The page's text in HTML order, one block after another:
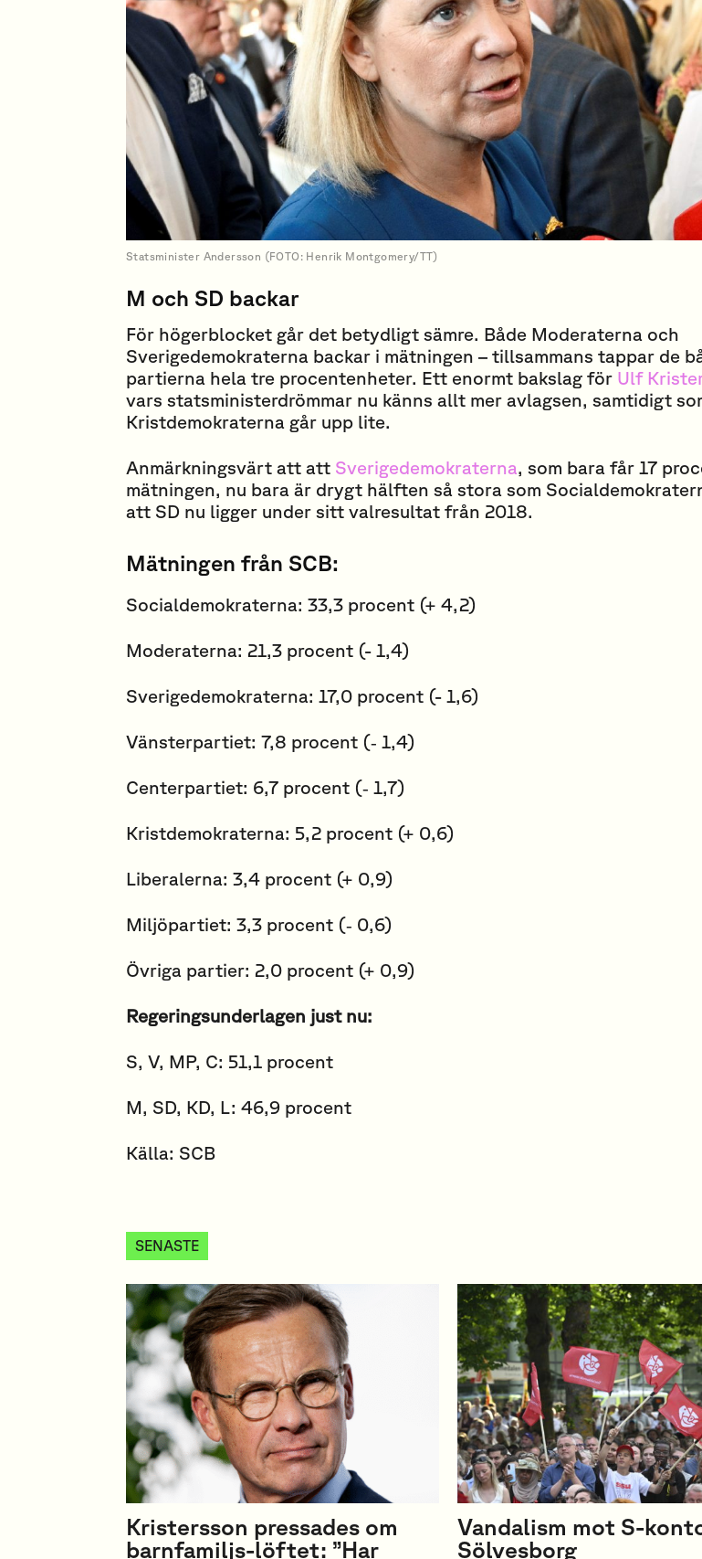
Statsminister Andersson (FOTO: Henrik Montgomery/TT)
M och SD backar
För högerblocket går det betydligt sämre. Både Moderaterna och
Sverigedemokraterna backar i mätningen – tillsammans tappar de
partierna hela tre procentenheter. Ett enormt bakslag för Ulf
vars statsministerdrömmar nu känns allt mer avlagsen, samtidigt
Kristdemokraterna går upp lite.
Anmärkningsvärt att att Sverigedemokraterna, som bara får 17
mätningen, nu bara är drygt hälften så stora som
att SD nu ligger under sitt valresultat från 2018.
Mätningen från SCB:
Socialdemokraterna: 33,3 procent (+ 4,2)
Moderaterna: 21,3 procent (- 1,4)
Sverigedemokraterna: 17,0 procent (- 1,6)
Vänsterpartiet: 7,8 procent (‑ 1,4)
Centerpartiet: 6,7 procent (‑ 1,7)
Kristdemokraterna: 5,2 procent (+ 0,6)
Liberalerna: 3,4 procent (+ 0,9)
Miljöpartiet: 3,3 procent (‑ 0,6)
Övriga partier: 2,0 procent (+ 0,9)
Regeringsunderlagen just nu:
S, V, MP, C: 51,1 procent
M, SD, KD, L: 46,9 procent
Källa: SCB
SENASTE
Kristersson pressades om
barnfamiljs-löftet: ”Har
Vandalism mot S-
Sölvesborg